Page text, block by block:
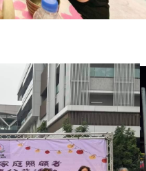
/修眉/經